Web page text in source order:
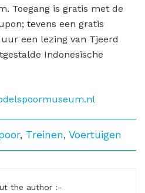
Toegang is gratis met de
tevens een gratis
een lezing van Tjeerd
Indonesische
, Treinen, Voertuigen
the author :-